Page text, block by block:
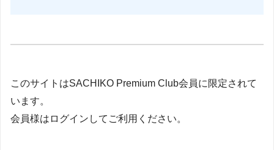
このサイトはSACHIKO Premium Club会員に限定されて
います。
会員様はログインしてご利用ください。